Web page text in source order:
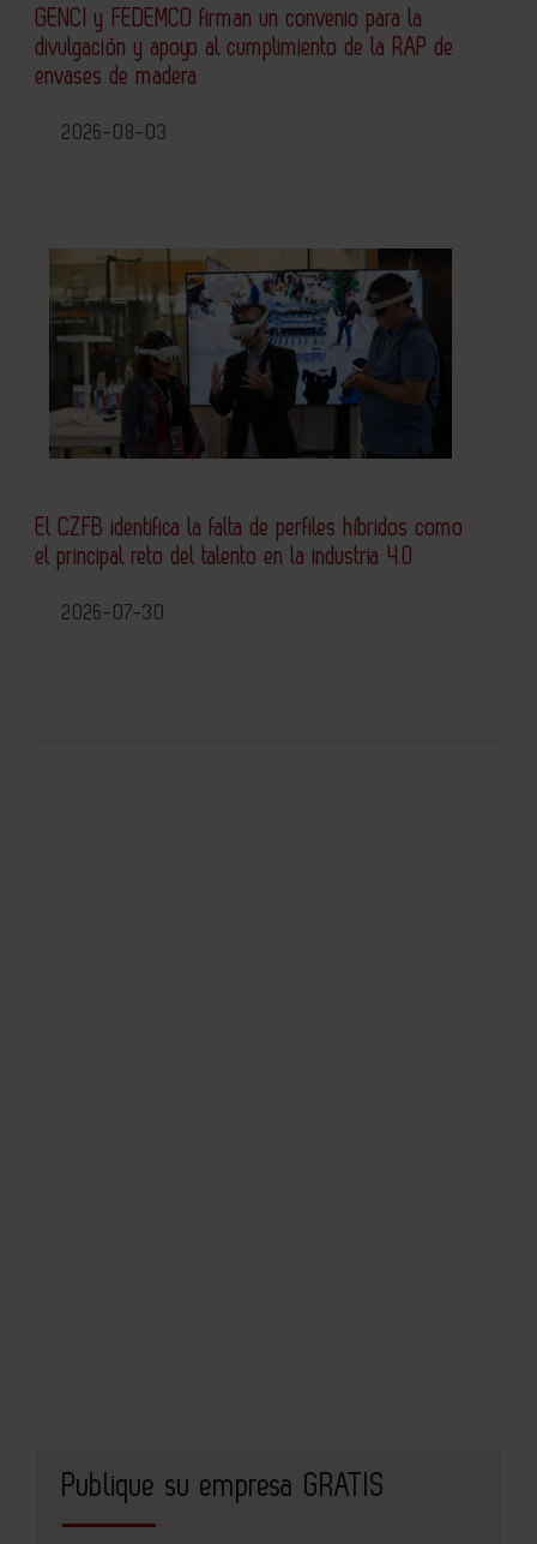
GENCI y FEDEMCO firman un convenio para la
divulgación y apoyo al cumplimiento de la RAP de
envases de madera
2026-08-03
El CZFB identifica la falta de perfiles híbridos como
el principal reto del talento en la industria 4.0
2026-07-30
Publique su empresa GRATIS